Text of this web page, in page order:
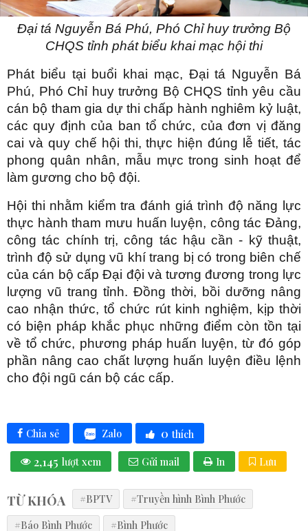
Đại tá Nguyễn Bá Phú, Phó Chỉ huy trưởng Bộ
CHQS tỉnh phát biểu khai mạc hội thi
Phát biểu tại buổi khai mạc, Đại tá Nguyễn Bá
Phú, Phó Chỉ huy trưởng Bộ CHQS tỉnh yêu cầu
cán bộ tham gia dự thi chấp hành nghiêm kỷ luật,
các quy định của ban tổ chức, của đơn vị đăng
cai và quy chế hội thi, thực hiện đúng lễ tiết, tác
phong quân nhân, mẫu mực trong sinh hoạt để
làm gương cho bộ đội.
Hội thi nhằm kiểm tra đánh giá trình độ năng lực
thực hành tham mưu huấn luyện, công tác Đảng,
công tác chính trị, công tác hậu cần - kỹ thuật,
trình độ sử dụng vũ khí trang bị có trong biên chế
của cán bộ cấp Đại đội và tương đương trong lực
lượng vũ trang tỉnh. Đồng thời, bồi dưỡng nâng
cao nhận thức, tổ chức rút kinh nghiệm, kịp thời
có biện pháp khắc phục những điểm còn tồn tại
về tổ chức, phương pháp huấn luyện, từ đó góp
phần nâng cao chất lượng huấn luyện điều lệnh
cho đội ngũ cán bộ các cấp.
Chia sẻ Zalo 0 thích
2,145 lượt xem Gửi mail In Lưu
TỪ KHÓA #BPTV
#Truyền hình Bình Phước
#Báo Bình Phước
#Bình Phước